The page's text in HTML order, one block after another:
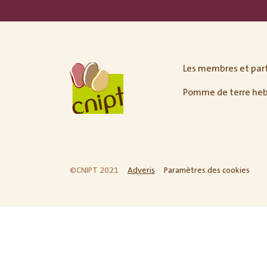
Les membres et
Pomme de terre
©CNIPT 2021 Adveris Paramètres des cookies